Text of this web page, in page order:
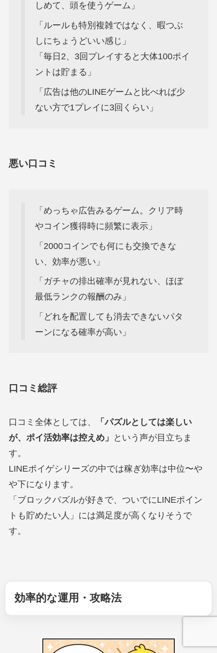
しめて、頭を使うゲーム」
「ルールも特別複雑ではなく、暇つぶ
しにちょうどいい感じ」
「毎日2、3回プレイすると大体100ポイ
ントは貯まる」
「広告は他のLINEゲームと比べれば少
ない方で1プレイに3回くらい」
悪い口コミ
「めっちゃ広告みるゲーム。クリア時
やコイン獲得時に頻繁に表示」
「2000コインでも何にも交換できな
い、効率が悪い」
「ガチャの排出確率が見れない、ほぼ
最低ランクの報酬のみ」
「どれを配置しても消去できないパタ
ーンになる確率が高い」
口コミ総評
口コミ全体としては、
「パズルとしては楽しい
が、ポイ活効率は控えめ」
という声が目立ちま
す。
LINEポイゲシリーズの中では稼ぎ効率は中位〜や
や下になります。
「ブロックパズルが好きで、ついでにLINEポイン
トも貯めたい人」には満足度が高くなりそうで
す。
効率的な運用・攻略法